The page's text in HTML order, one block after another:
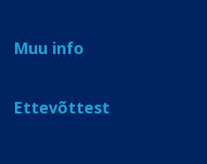
Muu info
Ettevõttest